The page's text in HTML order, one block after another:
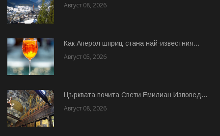
Август 08, 2026
Как Аперол шприц стана най-известния...
Август 05, 2026
Църквата почита Свeти Емилиан Изповед...
Август 08, 2026